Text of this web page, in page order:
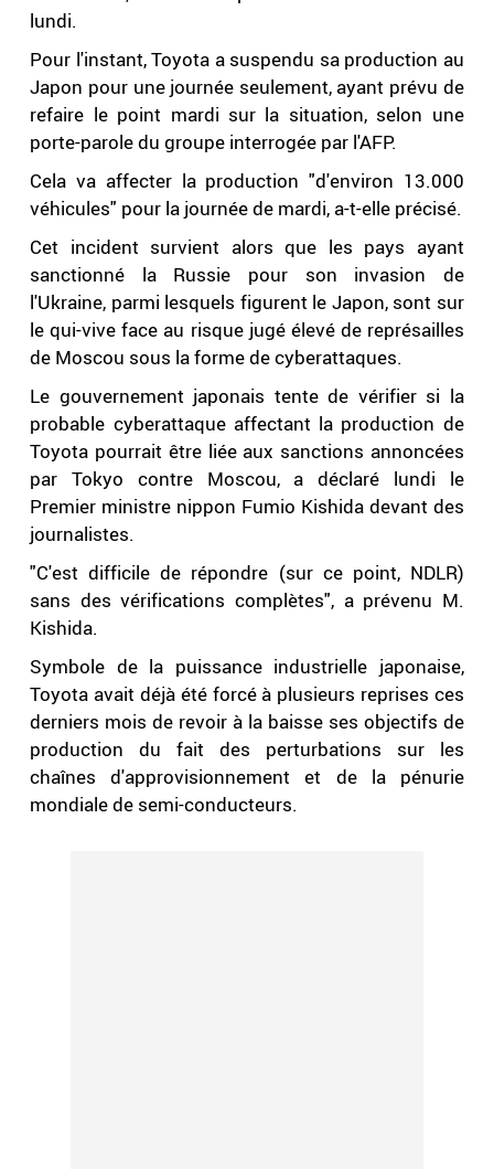
lundi.
Pour l'instant, Toyota a suspendu sa production au
Japon pour une journée seulement, ayant prévu de
refaire le point mardi sur la situation, selon une
porte-parole du groupe interrogée par l'AFP.
Cela va affecter la production "d'environ 13.000
véhicules" pour la journée de mardi, a-t-elle précisé.
Cet incident survient alors que les pays ayant
sanctionné la Russie pour son invasion de
l'Ukraine, parmi lesquels figurent le Japon, sont sur
le qui-vive face au risque jugé élevé de représailles
de Moscou sous la forme de cyberattaques.
Le gouvernement japonais tente de vérifier si la
probable cyberattaque affectant la production de
Toyota pourrait être liée aux sanctions annoncées
par Tokyo contre Moscou, a déclaré lundi le
Premier ministre nippon Fumio Kishida devant des
journalistes.
"C'est difficile de répondre (sur ce point, NDLR)
sans des vérifications complètes", a prévenu M.
Kishida.
Symbole de la puissance industrielle japonaise,
Toyota avait déjà été forcé à plusieurs reprises ces
derniers mois de revoir à la baisse ses objectifs de
production du fait des perturbations sur les
chaînes d'approvisionnement et de la pénurie
mondiale de semi-conducteurs.